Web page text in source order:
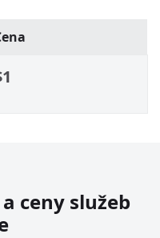
ceny služeb